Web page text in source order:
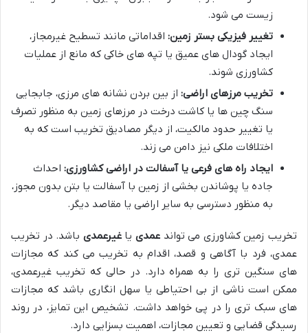
زیست می شود.
تغییر فیزیکی بستر زمین: اقداماتی مانند تسطیح غیرمجاز،
ایجاد گودال های عمیق یا تپه های خاکی که مانع از عملیات
کشاورزی شوند.
تخریب مرزهای اراضی: از بین بردن نشانه های مرزی، جابجایی
سنگ چین ها یا کاشت درخت در مرزهای زمین به منظور تصرف
یا تغییر حدود مالکیت، از دیگر مصادیق تخریب است که به
اختلافات ملکی نیز دامن می زند.
ایجاد راه های فرعی یا آسفالت در اراضی کشاورزی: احداث
جاده یا پوشاندن بخشی از زمین با آسفالت یا بتن بدون مجوز،
به منظور دسترسی به سایر اراضی یا مقاصد دیگر.
تخریب زمین کشاورزی می تواند عمدییاغیرعمدی باشد. در تخریب
عمدی، فرد با آگاهی و قصد، اقدام به تخریب می کند که مجازات
های سنگین تری را به همراه دارد. در حالی که تخریب غیرعمدی،
ممکن است ناشی از بی احتیاطی یا سهل انگاری باشد که مجازات
های سبک تری را در پی خواهد داشت. تشخیص این تمایز، در روند
رسیدگی قضایی و تعیین مجازات، اهمیت بسزایی دارد.